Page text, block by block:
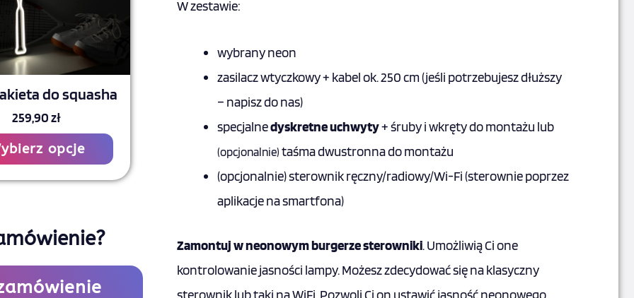
do squasha
259,90zł
opcje
można
na
stronie
W zestawie:
wybrany neon
zasilacz wtyczkowy + kabel ok. 250 cm (jeśli potrzebujesz dłuższy
– napisz do nas)
specjalnedyskretne uchwyty+ śruby i wkręty do montażu lub
(opcjonalnie) taśma dwustronna do montażu
(opcjonalnie) sterownik ręczny/radiowy/Wi-Fi (sterownie poprzez
aplikacje na smartfona)
Zamontuj w neonowym burgerze sterowniki. Umożliwią Ci one
kontrolowanie jasności lampy. Możesz zdecydować się na klasyczny